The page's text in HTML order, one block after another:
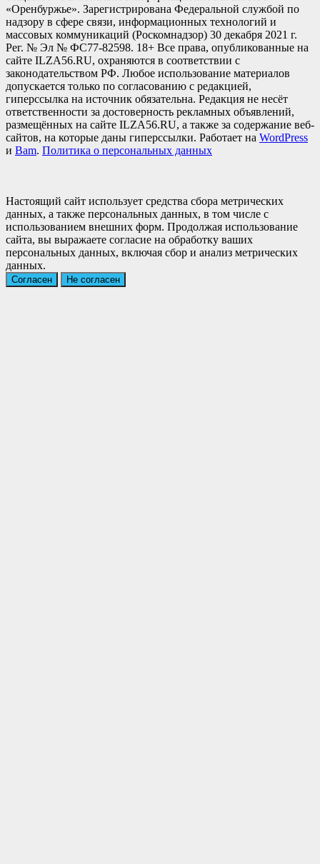
«Оренбуржье». Зарегистрирована Федеральной службой по
надзору в сфере связи, информационных технологий и
массовых коммуникаций (Роскомнадзор) 30 декабря 2021 г.
Рег. № Эл № ФС77-82598. 18+ Все права, опубликованные на
сайте ILZA56.RU, охраняются в соответствии с
законодательством РФ. Любое использование материалов
допускается только по согласованию с редакцией,
гиперссылка на источник обязательна. Редакция не несёт
ответственности за достоверность рекламных объявлений,
размещённых на сайте ILZA56.RU, а также за содержание веб-
сайтов, на которые даны гиперссылки. Работает на WordPress
и Bam. Политика о персональных данных
Настоящий сайт использует средства сбора метрических
данных, а также персональных данных, в том числе с
использованием внешних форм. Продолжая использование
сайта, вы выражаете согласие на обработку ваших
персональных данных, включая сбор и анализ метрических
данных.
Согласен Не согласен